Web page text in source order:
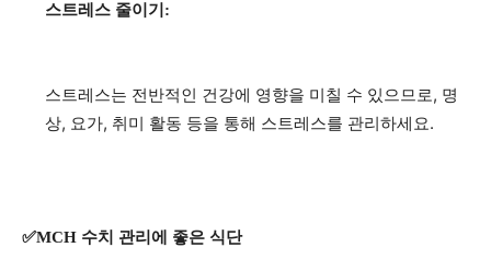
스트레스 줄이기:
스트레스는 전반적인 건강에 영향을 미칠 수 있으므로, 명
상, 요가, 취미 활동 등을 통해 스트레스를 관리하세요.
✅MCH 수치 관리에 좋은 식단